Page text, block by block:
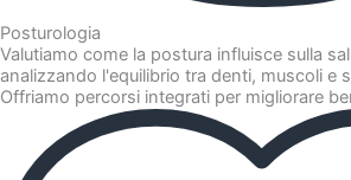
Posturologia
Valutiamo come la postura influisce sulla
analizzando l'equilibrio tra denti, muscoli e
Offriamo percorsi integrati per migliorare